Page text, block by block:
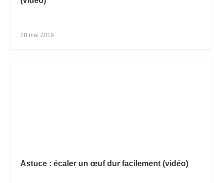
28 mai 2019
Astuce : écaler un œuf dur facilement (vidéo)